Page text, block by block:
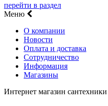
перейти в раздел
Меню
О компании
Новости
Оплата и доставка
Сотрудничество
Информация
Магазины
Интернет магазин сантехники